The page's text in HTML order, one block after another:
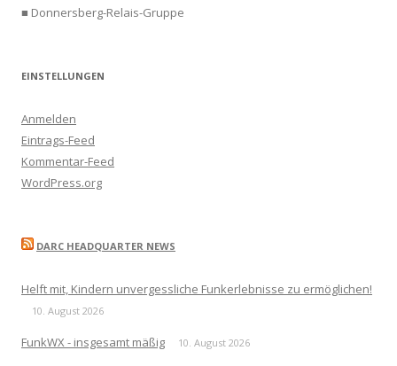
■ Donnersberg-Relais-Gruppe
EINSTELLUNGEN
Anmelden
Eintrags-Feed
Kommentar-Feed
WordPress.org
DARC HEADQUARTER NEWS
Helft mit, Kindern unvergessliche Funkerlebnisse zu ermöglichen!
10. August 2026
FunkWX - insgesamt mäßig 10. August 2026